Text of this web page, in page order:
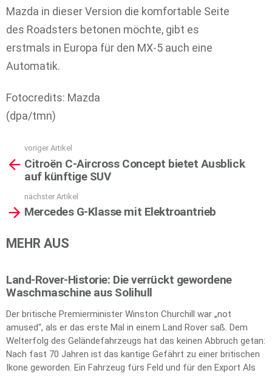
Mazda in dieser Version die komfortable Seite
des Roadsters betonen möchte, gibt es
erstmals in Europa für den MX-5 auch eine
Automatik.
Fotocredits: Mazda
(dpa/tmn)
more
voriger Artikel
Citroën C-Aircross Concept bietet Ausblick
auf künftige SUV
nächster Artikel
Mercedes G-Klasse mit Elektroantrieb
MEHR AUS
Land-Rover-Historie: Die verrückt gewordene
Waschmaschine aus Solihull
Der britische Premierminister Winston Churchill war „not
amused“, als er das erste Mal in einem Land Rover saß. Dem
Welterfolg des Geländefahrzeugs hat das keinen Abbruch getan:
Nach fast 70 Jahren ist das kantige Gefährt zu einer britischen
Ikone geworden. Ein Fahrzeug fürs Feld und für den Export Als